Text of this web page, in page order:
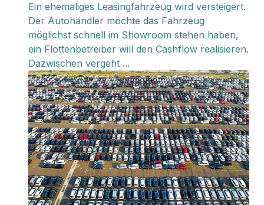
Ein ehemaliges Leasingfahrzeug wird versteigert.
Der Autohändler möchte das Fahrzeug
möglichst schnell im Showroom stehen haben,
ein Flottenbetreiber will den Cashflow realisieren.
Dazwischen vergeht ...